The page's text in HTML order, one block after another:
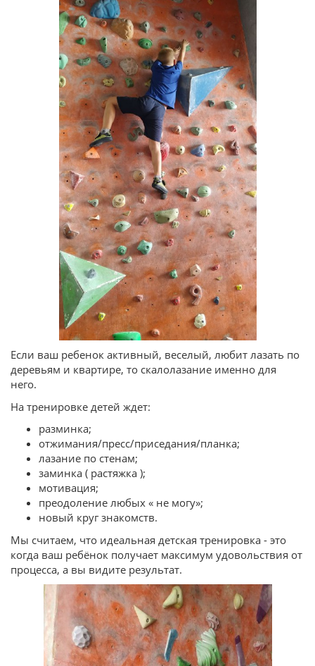
Если ваш ребенок активный, веселый, любит лазать по
деревьям и квартире, то скалолазание именно для
него.
На тренировке детей ждет:
разминка;
отжимания/пресс/приседания/планка;
лазание по стенам;
заминка ( растяжка );
мотивация;
преодоление любых « не могу»;
новый круг знакомств.
Мы считаем, что идеальная детская тренировка - это
когда ваш ребёнок получает максимум удовольствия от
процесса, а вы видите результат.